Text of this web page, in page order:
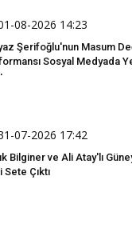
08-2026 14:23
Şerifoğlu'nun Masum
Sosyal Medyada
07-2026 17:42
Bilginer ve Ali Atay'lı
Sete Çıktı